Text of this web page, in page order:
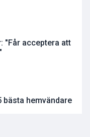
"Får acceptera att
bästa hemvändare